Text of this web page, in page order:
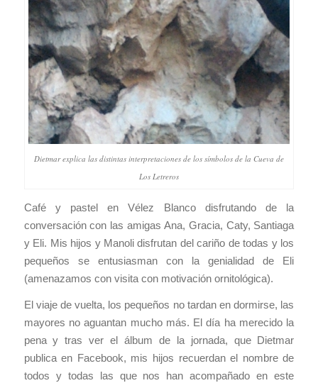
Dietmar explica las distintas interpretaciones de los símbolos de la Cueva de
Los Letreros
Café y pastel en Vélez Blanco disfrutando de la
conversación con las amigas Ana, Gracia, Caty, Santiaga
y Eli. Mis hijos y Manoli disfrutan del cariño de todas y los
pequeños se entusiasman con la genialidad de Eli
(amenazamos con visita con motivación ornitológica).
El viaje de vuelta, los pequeños no tardan en dormirse, las
mayores no aguantan mucho más. El día ha merecido la
pena y tras ver el álbum de la jornada, que Dietmar
publica en Facebook, mis hijos recuerdan el nombre de
todos y todas las que nos han acompañado en este